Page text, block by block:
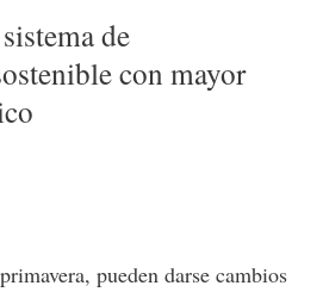
de
con mayor
pueden darse cambios